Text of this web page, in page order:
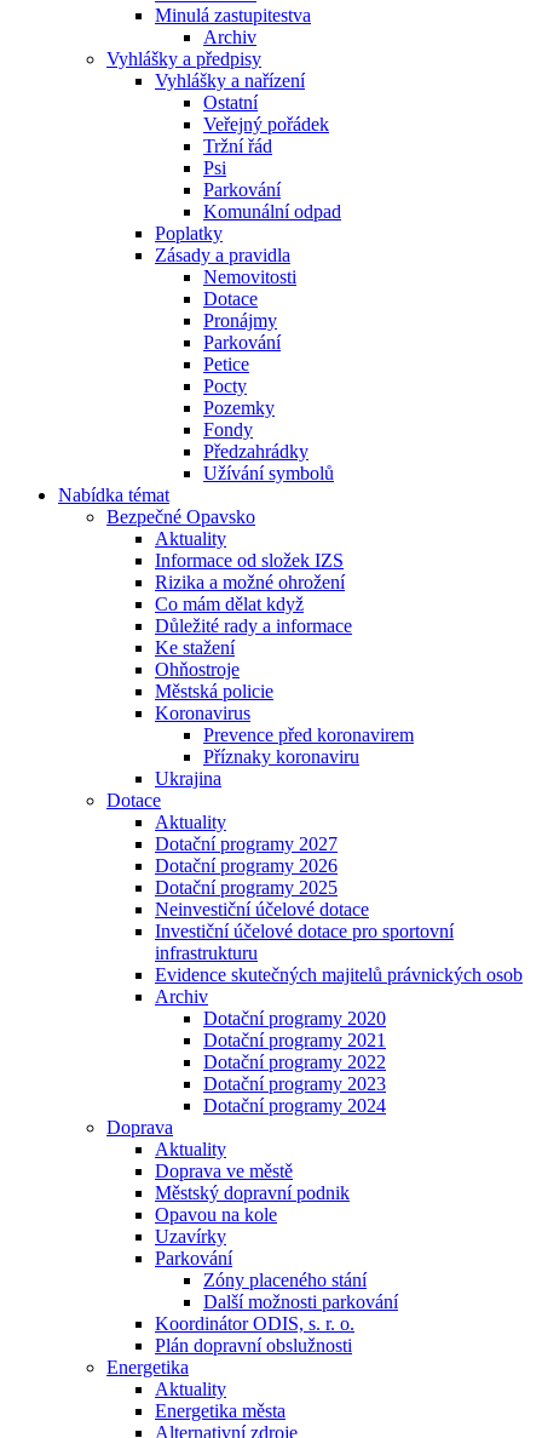
Minulá zastupitestva
Archiv
Vyhlášky a předpisy
Vyhlášky a nařízení
Ostatní
Veřejný pořádek
Tržní řád
Psi
Parkování
Komunální odpad
Poplatky
Zásady a pravidla
Nemovitosti
Dotace
Pronájmy
Parkování
Petice
Pocty
Pozemky
Fondy
Předzahrádky
Užívání symbolů
Nabídka témat
Bezpečné Opavsko
Aktuality
Informace od složek IZS
Rizika a možné ohrožení
Co mám dělat když
Důležité rady a informace
Ke stažení
Ohňostroje
Městská policie
Koronavirus
Prevence před koronavirem
Příznaky koronaviru
Ukrajina
Dotace
Aktuality
Dotační programy 2027
Dotační programy 2026
Dotační programy 2025
Neinvestiční účelové dotace
Investiční účelové dotace pro sportovní
infrastrukturu
Evidence skutečných majitelů právnických osob
Archiv
Dotační programy 2020
Dotační programy 2021
Dotační programy 2022
Dotační programy 2023
Dotační programy 2024
Doprava
Aktuality
Doprava ve městě
Městský dopravní podnik
Opavou na kole
Uzavírky
Parkování
Zóny placeného stání
Další možnosti parkování
Koordinátor ODIS, s. r. o.
Plán dopravní obslužnosti
Energetika
Aktuality
Energetika města
Alternativní zdroje